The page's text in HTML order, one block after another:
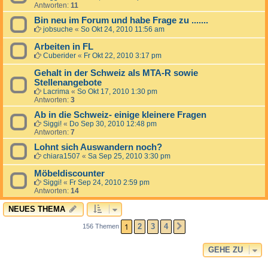
Antworten: 11
Bin neu im Forum und habe Frage zu .......
jobsuche « So Okt 24, 2010 11:56 am
Arbeiten in FL
Cuberider « Fr Okt 22, 2010 3:17 pm
Gehalt in der Schweiz als MTA-R sowie
Stellenangebote
Lacrima « So Okt 17, 2010 1:30 pm
Antworten: 3
Ab in die Schweiz- einige kleinere Fragen
Siggi! « Do Sep 30, 2010 12:48 pm
Antworten: 7
Lohnt sich Auswandern noch?
chiara1507 « Sa Sep 25, 2010 3:30 pm
Möbeldiscounter
Siggi! « Fr Sep 24, 2010 2:59 pm
Antworten: 14
NEUES THEMA
156 Themen 1 2 3 4
GEHE ZU